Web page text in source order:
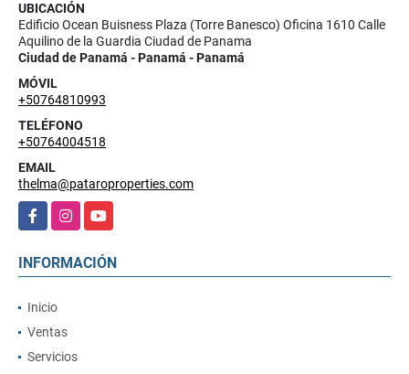
UBICACIÓN
Edificio Ocean Buisness Plaza (Torre Banesco) Oficina 1610 Calle
Aquilino de la Guardia Ciudad de Panama
Ciudad de Panamá - Panamá - Panamá
MÓVIL
+50764810993
TELÉFONO
+50764004518
EMAIL
thelma@pataroproperties.com
FacebookInstagramYouTube
INFORMACIÓN
Inicio
Ventas
Servicios